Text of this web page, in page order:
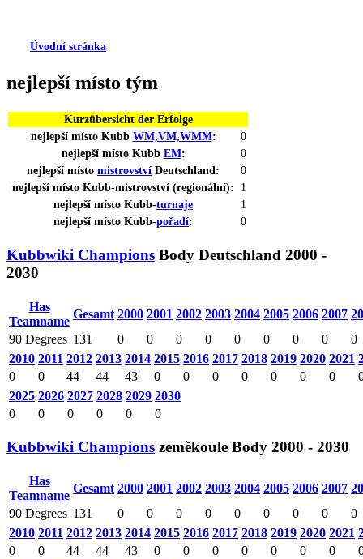
Úvodní stránka
nejlepší místo tým
Kurzübersicht der Erfolge
nejlepší místoKubb WM,VM,WMM:
0
nejlepší místoKubb EM:
0
nejlepší místo mistrovství Deutschland:
0
nejlepší místo Kubb-mistrovství (regionální):
1
nejlepší místo Kubb-turnaje
1
nejlepší místo Kubb-pořadí: 0
Kubbwiki Champions Body Deutschland 2000 -
2030
Has
Teamname
Gesamt 2000 2001 2002 2003 2004 2005 2006 2007
90 Degrees 131 0 0 0 0 0 0 0 0
0
2010 2011 2012 2013 2014 2015 2016 2017 2018 2019 2020 2021
0
0 44 44 43 0 0 0 0 0 0 0
2025 2026 2027 2028 2029 2030
0
0 0 0 0 0
Kubbwiki Champions zeměkoule Body 2000 - 2030
Has
Teamname
Gesamt 2000 2001 2002 2003 2004 2005 2006 2007
90 Degrees 131 0 0 0 0 0 0 0 0
0
2010 2011 2012 2013 2014 2015 2016 2017 2018 2019 2020 2021
0
0 44 44 43 0 0 0 0 0 0 0